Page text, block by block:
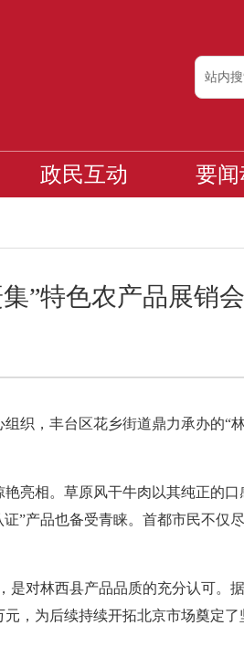
站内
政民互动 要
”特色农产品展销
，丰台区花乡街道鼎力承办的“
相。草原风干牛肉以其纯正的口
”产品也备受青睐。首都市民不仅
对林西县产品品质的充分认可。
，为后续持续开拓北京市场奠定了